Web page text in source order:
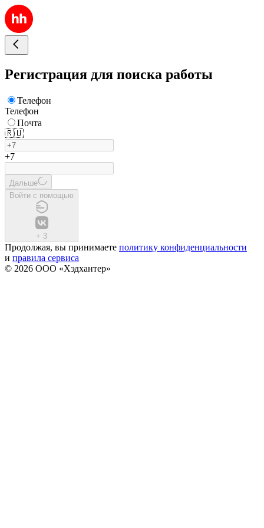
Регистрация для поиска работы
Телефон
Телефон
Почта
🇷🇺
+7
Дальше
Войти с помощью
+ 3
Продолжая, вы принимаете политику конфиденциальности
и правила сервиса
© 2026 ООО «Хэдхантер»